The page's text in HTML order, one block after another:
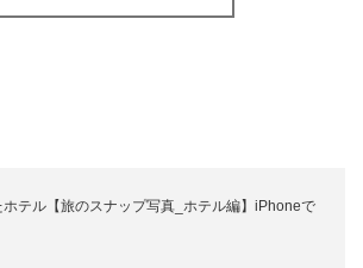
テル【旅のスナップ写真_ホテル編】iPhoneで